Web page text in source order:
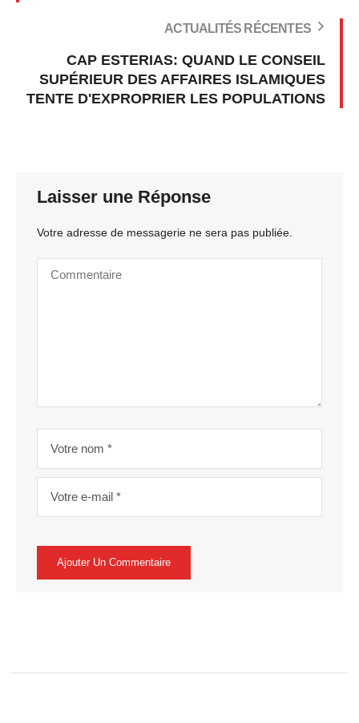
ACTUALITÉS RÉCENTES
CAP ESTERIAS: QUAND LE CONSEIL
SUPÉRIEUR DES AFFAIRES ISLAMIQUES
TENTE D'EXPROPRIER LES POPULATIONS
Laisser une Réponse
Votre adresse de messagerie ne sera pas publiée.